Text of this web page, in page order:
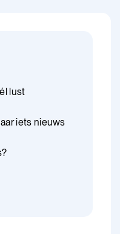
lust
iets nieuws